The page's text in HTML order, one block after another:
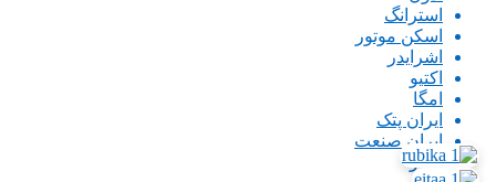
استرانگ
اسکن موتور
اشرایدر
اکتیو
امگا
ایران پتک
ایران صنعت
اینگو